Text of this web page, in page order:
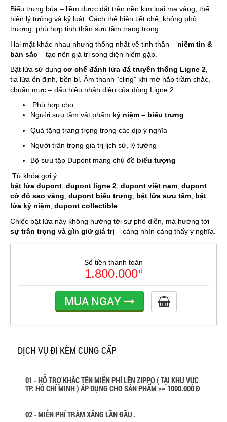
Biểu trưng búa – liềm được đặt trên nền kim loại mạ vàng, thể
hiện lý tưởng và kỷ luật. Cách thể hiện tiết chế, không phô
trương, phù hợp tinh thần sưu tầm trang trọng.
Hai mặt khác nhau nhưng thống nhất về tinh thần – niềm tin &
bản sắc – tạo nên giá trị song diện hiếm gặp.
Bật lửa sử dụng cơ chế đánh lửa đá truyền thống Ligne 2,
tia lửa ổn định, bền bỉ. Âm thanh “cling” khi mở nắp trầm chắc,
chuẩn mực – dấu hiệu nhận diện của dòng Ligne 2.
Phù hợp cho:
Người sưu tầm vật phẩm kỷ niệm – biểu trưng
Quà tặng trang trọng trong các dịp ý nghĩa
Người trân trọng giá trị lịch sử, lý tưởng
Bộ sưu tập Dupont mang chủ đề biểu tượng
Từ khóa gợi ý:
bật lửa dupont, dupont ligne 2, dupont việt nam, dupont
cờ đỏ sao vàng, dupont biểu trưng, bật lửa sưu tầm, bật
lửa kỷ niệm, dupont collectible
Chiếc bật lửa này không hướng tới sự phô diễn, mà hướng tới
sự trân trọng và gìn giữ giá trị – càng nhìn càng thấy ý nghĩa.
Số tiền thanh toán
1.800.000đ
MUA NGAY
DỊCH VỤ ĐI KÈM CUNG CẤP
01 - HỖ TRỢ KHẮC TÊN MIỄN PHÍ LÊN ZIPPO ( TẠI KHU VỰC
TP. HỒ CHÍ MINH ) ÁP DỤNG CHO SẢN PHẨM >= 1000.000 Đ
02 - MIỄN PHÍ TRÂM XĂNG LẦN ĐẦU .